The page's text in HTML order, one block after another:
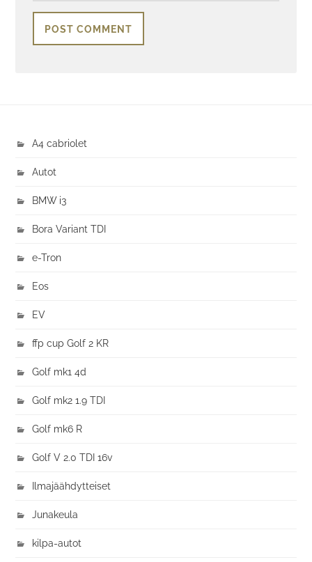
A4 cabriolet
Autot
BMW i3
Bora Variant TDI
e-Tron
Eos
EV
ffp cup Golf 2 KR
Golf mk1 4d
Golf mk2 1.9 TDI
Golf mk6 R
Golf V 2.0 TDI 16v
Ilmajäähdytteiset
Junakeula
kilpa-autot